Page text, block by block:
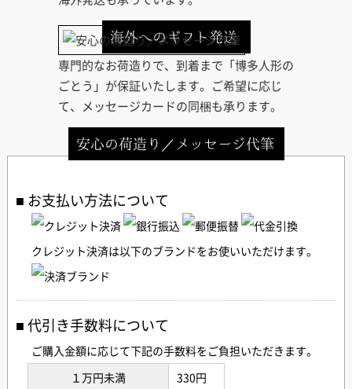
海外へのギフト発送
安心の荷造り／メッセージ代筆
専門的なお荷造りで、到着まで「博多人形の
ごとう」が保証いたします。ご希望に応じ
て、メッセージカードの同梱も承ります。
お支払い方法について
クレジット決済は以下のブランドをお使いいただけます。
代引き手数料について
ご購入金額に応じて下記の手数料をご負担いただきます。
１万円未満
330円